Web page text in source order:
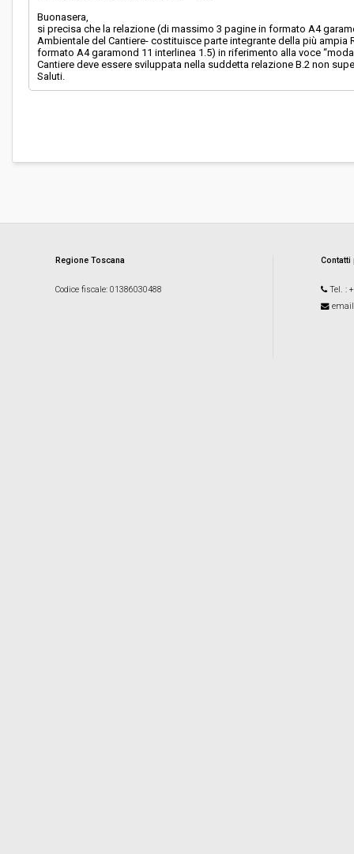
Buonasera,
si precisa che la relazione (di massimo 3 pagine in formato A4
Ambientale del Cantiere- costituisce parte integrante della più
formato A4 garamond 11 interlinea 1.5) in riferimento alla voce
Cantiere deve essere sviluppata nella suddetta relazione B.2 non
Saluti.
Regione Toscana
Codice fiscale: 01386030488 Tel. :
email